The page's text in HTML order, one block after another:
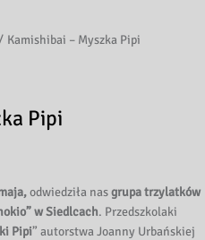
Kamishibai – Myszka Pipi
Pipi
odwiedziła nasgrupa trzylatków
w Siedlcach. Przedszkolaki
Pipi” autorstwa Joanny Urbańskiej